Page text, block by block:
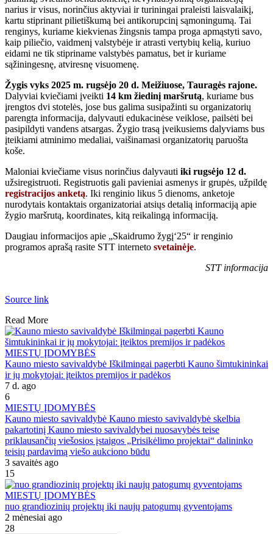
narius ir visus, norinčius aktyviai ir turiningai praleisti laisvalaikį,
kartu stiprinant pilietiškumą bei antikorupcinį sąmoningumą. Tai
renginys, kuriame kiekvienas žingsnis tampa proga apmąstyti savo,
kaip piliečio, vaidmenį valstybėje ir atrasti vertybių kelią, kuriuo
eidami ne tik stipriname valstybės pamatus, bet ir kuriame
sąžiningesnę, atviresnę visuomenę.
Žygis vyks 2025 m. rugsėjo 20 d. Meižiuose, Tauragės rajone.
Dalyviai kviečiami įveikti 14 km žiedinį maršrutą, kuriame bus
įrengtos dvi stotelės, jose bus galima susipažinti su organizatorių
parengta informacija, dalyvauti edukacinėse veiklose, pailsėti bei
pasipildyti vandens atsargas. Žygio trasą įveikusiems dalyviams bus
įteikiami atminimo medaliai, vaišinamasi organizatorių paruošta
koše.
Maloniai kviečiame visus norinčius dalyvauti iki rugsėjo 12 d.
užsiregistruoti. Registruotis gali pavieniai asmenys ir grupės, užpildę
registracijos anketą. Iki renginio likus 5 dienoms, anketoje
nurodytais kontaktais organizatoriai atsiųs detalią informaciją apie
žygio maršrutą, koordinates, kitą reikalingą informaciją.
Daugiau informacijos apie „Skaidrumo žygį‘25“ ir renginio
programos aprašą rasite STT interneto svetainėje.
STT informacija
Source link
Read More
MIESTŲ ĮDOMYBĖS
Kauno miesto savivaldybė Iškilmingai pagerbti Kauno šimtukininkai
ir jų mokytojai: įteiktos premijos ir padėkos
7 d. ago
6
MIESTŲ ĮDOMYBĖS
Kauno miesto savivaldybė Kauno miesto savivaldybė skelbia
pakartotinį Kauno miesto savivaldybei nuosavybės teise
priklausančių viešosios įstaigos „Prisikėlimo projektai“ dalininko
teisių pardavimą viešo aukciono būdu
3 savaitės ago
15
MIESTŲ ĮDOMYBĖS
nuo grandiozinių projektų iki naujų patogumų gyventojams
2 mėnesiai ago
28